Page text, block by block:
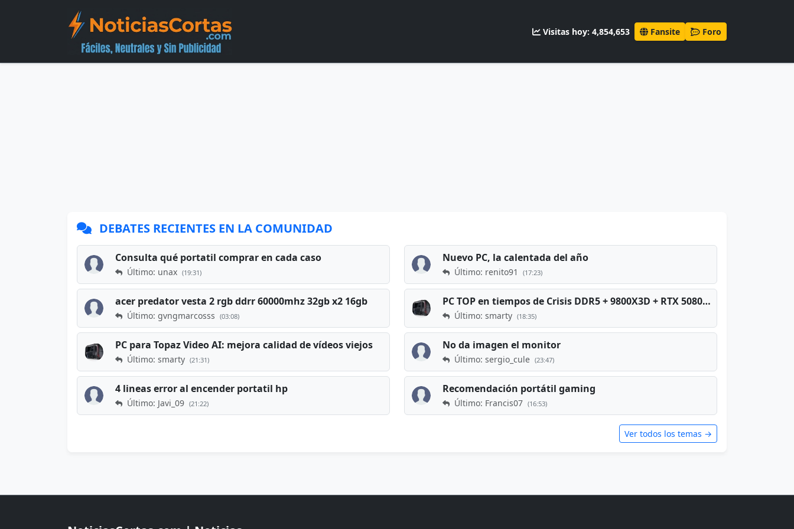
Visitas hoy: 4,854,653 Fansite Foro
DEBATES RECIENTES EN LA COMUNIDAD
Consulta qué portatil comprar en cada caso
Último: unax (19:31)
Nuevo PC, la calentada del año
Último: renito91 (17:23)
acer predator vesta 2 rgb ddrr 60000mhz 32gb x2 16gb
Último: gvngmarcosss (03:08)
PC TOP en tiempos de Crisis DDR5 + 9800X3D + RTX 5080 [2026][2400€]
Último: smarty (18:35)
PC para Topaz Video AI: mejora calidad de vídeos viejos
Último: smarty (21:31)
No da imagen el monitor
Último: sergio_cule (23:47)
4 lineas error al encender portatil hp
Último: Javi_09 (21:22)
Recomendación portátil gaming
Último: Francis07 (16:53)
Ver todos los temas →